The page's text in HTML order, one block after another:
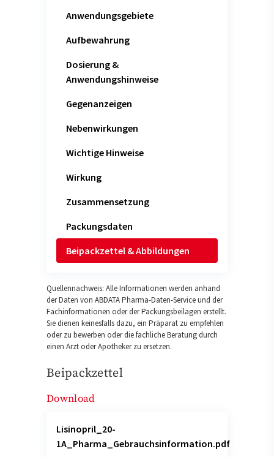
Anwendungsgebiete
Aufbewahrung
Dosierung &
Anwendungshinweise
Gegenanzeigen
Nebenwirkungen
Wichtige Hinweise
Wirkung
Zusammensetzung
Packungsdaten
Beipackzettel & Abbildungen
Quellennachweis: Alle Informationen werden anhand
der Daten von ABDATA Pharma-Daten-Service und der
Fachinformationen oder der Packungsbeilagen erstellt.
Sie dienen keinesfalls dazu, ein Präparat zu empfehlen
oder zu bewerben oder die fachliche Beratung durch
einen Arzt oder Apotheker zu ersetzen.
Beipackzettel
Download
Lisinopril_20-
1A_Pharma_Gebrauchsinformation.pdf